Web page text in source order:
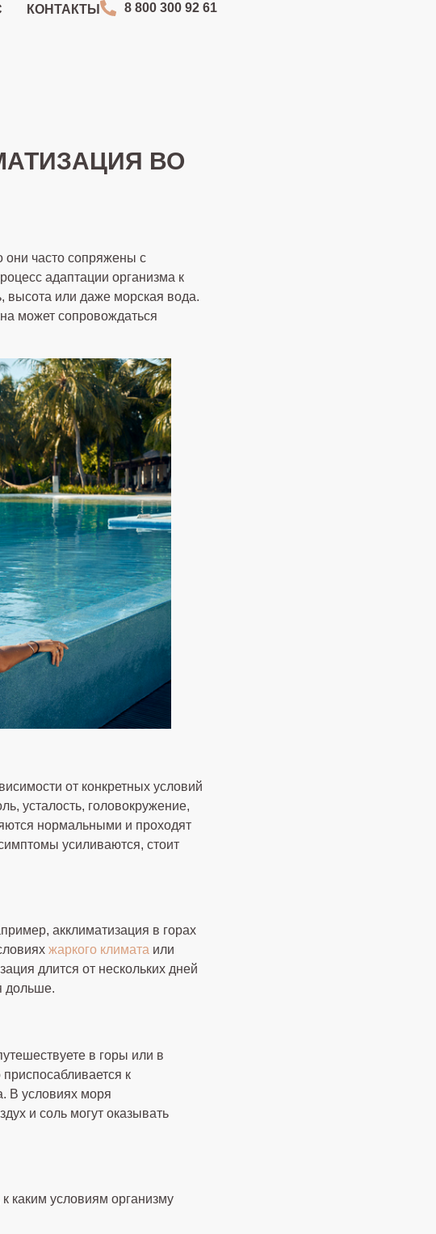
КОНТАКТЫ 8 800 300 92 61
ВО
они часто сопряжены с
адаптации организма к
высота или даже морская вода.
может сопровождаться
от конкретных условий
усталость, головокружение,
нормальными и проходят
усиливаются, стоит
акклиматизация в горах
жаркого климата или
длится от нескольких дней
дольше.
в горы или в
к
В условиях моря
и соль могут оказывать
каким условиям организму